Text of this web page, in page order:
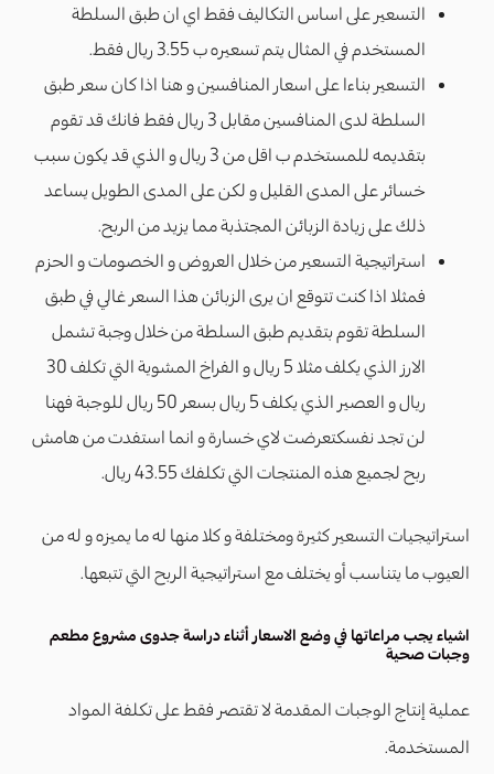
التسعير على اساس التكاليف فقط اي ان طبق السلطة
المستخدم في المثال يتم تسعيره ب 3.55 ريال فقط.
التسعير بناءا على اسعار المنافسين و هنا اذا كان سعر طبق
السلطة لدى المنافسين مقابل 3 ريال فقط فانك قد تقوم
بتقديمه للمستخدم ب اقل من 3 ريال و الذي قد يكون سبب
خسائر على المدى القليل و لكن على المدى الطويل يساعد
ذلك على زيادة الزبائن المجتذبة مما يزيد من الربح.
استراتيجية التسعير من خلال العروض و الخصومات و الحزم
فمثلا اذا كنت تتوقع ان يرى الزبائن هذا السعر غالي في طبق
السلطة تقوم بتقديم طبق السلطة من خلال وجبة تشمل
الارز الذي يكلف مثلا 5 ريال و الفراخ المشوية التي تكلف 30
ريال و العصير الذي يكلف 5 ريال بسعر 50 ريال للوجبة فهنا
لن تجد نفسكتعرضت لاي خسارة و انما استفدت من هامش
ربح لجميع هذه المنتجات التي تكلفك 43.55 ريال.
استراتيجيات التسعير كثيرة ومختلفة و كلا منها له ما يميزه و له من
العيوب ما يتناسب أو يختلف مع استراتيجية الربح التي تتبعها.
اشياء يجب مراعاتها في وضع الاسعار أثناء دراسة جدوى مشروع مطعم
وجبات صحية
عملية إنتاج الوجبات المقدمة لا تقتصر فقط على تكلفة المواد
المستخدمة.